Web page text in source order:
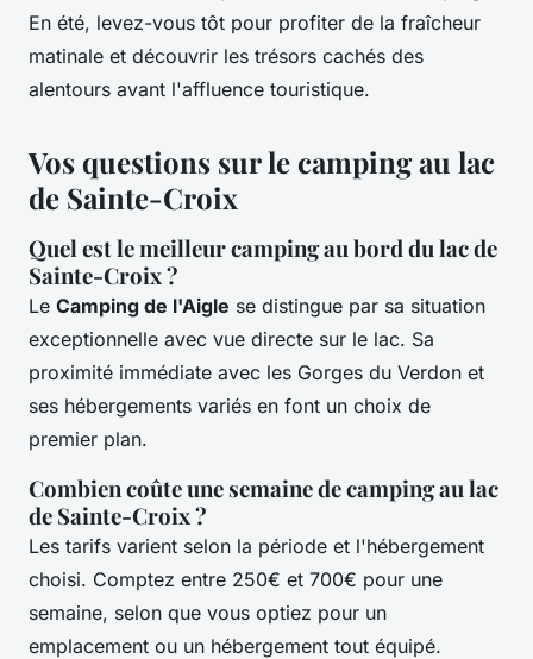
En été, levez-vous tôt pour profiter de la fraîcheur
matinale et découvrir les trésors cachés des
alentours avant l'affluence touristique.
Vos questions sur le camping au lac
de Sainte-Croix
Quel est le meilleur camping au bord du lac de
Sainte-Croix ?
Le Camping de l'Aigle se distingue par sa situation
exceptionnelle avec vue directe sur le lac. Sa
proximité immédiate avec les Gorges du Verdon et
ses hébergements variés en font un choix de
premier plan.
Combien coûte une semaine de camping au lac
de Sainte-Croix ?
Les tarifs varient selon la période et l'hébergement
choisi. Comptez entre 250€ et 700€ pour une
semaine, selon que vous optiez pour un
emplacement ou un hébergement tout équipé.